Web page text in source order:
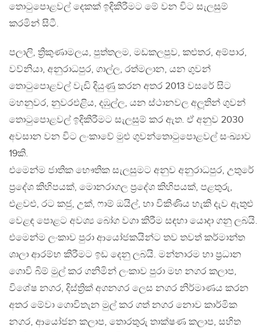
තොටුපොළවල් දෙකක් ඉදිකිරීමට මේ වන විට සැලසුම්
කරමින් සිටී.
පලාලි, ත්‍රිකුණාමලය, පුත්තලම, මඩකලපුව, කළුතර, අම්පාර,
වව්නියා, අනුරාධපුර, ගාල්ල, රත්මලාන, යන ගුවන්
තොටුපොළවල් වැඩි දියුණු කරන අතර 2013 වසරේ සිට
මහනුවර, නුවරඑළිය, දඹුල්ල, යන ස්ථානවල අලූතින් ගුවන්
තොටුපොළවල් ඉදිකිරීමට සැලසුම් කර ඇත. ඒ අනුව 2030
අවසාන වන විට ලංකාවේ මුළු ගුවන්තොටුපොළවල් සංඛ්‍යාව
19කි.
එමෙන්ම ජාතික භෞතික සැලසුමට අනුව අනුරාධපුර, උතුරේ
ප්‍රදේශ කිහිපයක්, මොනරාගල ප්‍රදේශ කිහිපයක්, පළතුරු,
එළවළු, රට කජු, උක්, ෆාම් ඔයිල්, හා විකිණිය හැකි දැව ඇතුළු
වෙළඳ පොළට අවශ්‍ය බෝග වගා කිරීම සඳහා යොදා ගනු ලබයි.
එමෙන්ම ලංකාව පුරා ආයෝජකයින්ට තව තවත් කර්මාන්ත
ශාලා ආරම්භ කිරීමට ඉඩ දෙනු ලබයි. මන්නාරම හා ප්‍රධාන
ගොවි බිම් මුල් කර ගනිමින් ලංකාව පුරා මහ නගර කලාප,
විශේෂ නගර, දිස්ත්‍රික් අගනගර ලෙස නගර නිර්මාණය කරන
අතර මේවා ගොවිතැන මුල් කර ගත් නගර නොව කාර්මික
නගර, ආයෝජන කලාප, තොරතුරු තාක්ෂණ කලාප, සහිත